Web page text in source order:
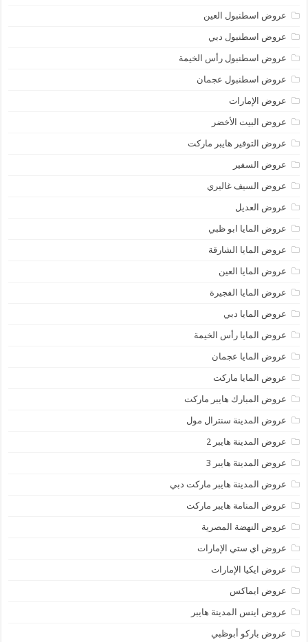
عروض اسطنبول العين
عروض اسطنبول دبي
عروض اسطنبول رأس الخيمة
عروض اسطنبول عجمان
عروض الإمارات
عروض البيت الأخضر
عروض التوفير هايبر ماركت
عروض السفير
عروض السيف غاليري
عروض العديل
عروض المايا ابو ظبي
عروض المايا الشارقة
عروض المايا العين
عروض المايا الفجيرة
عروض المايا دبي
عروض المايا رأس الخيمة
عروض المايا عجمان
عروض المايا ماركت
عروض المبارك هايبر ماركت
عروض المدينة سنترال مول
عروض المدينة هايبر 2
عروض المدينة هايبر 3
عروض المدينة هايبر ماركت دبي
عروض المنامة هايبر ماركت
عروض النهضة المصرية
عروض اي ستي الإمارات
عروض ايكيا الإمارات
عروض ايماكس
عروض اينس المدينة هايبر
عروض باركو أبوظبي